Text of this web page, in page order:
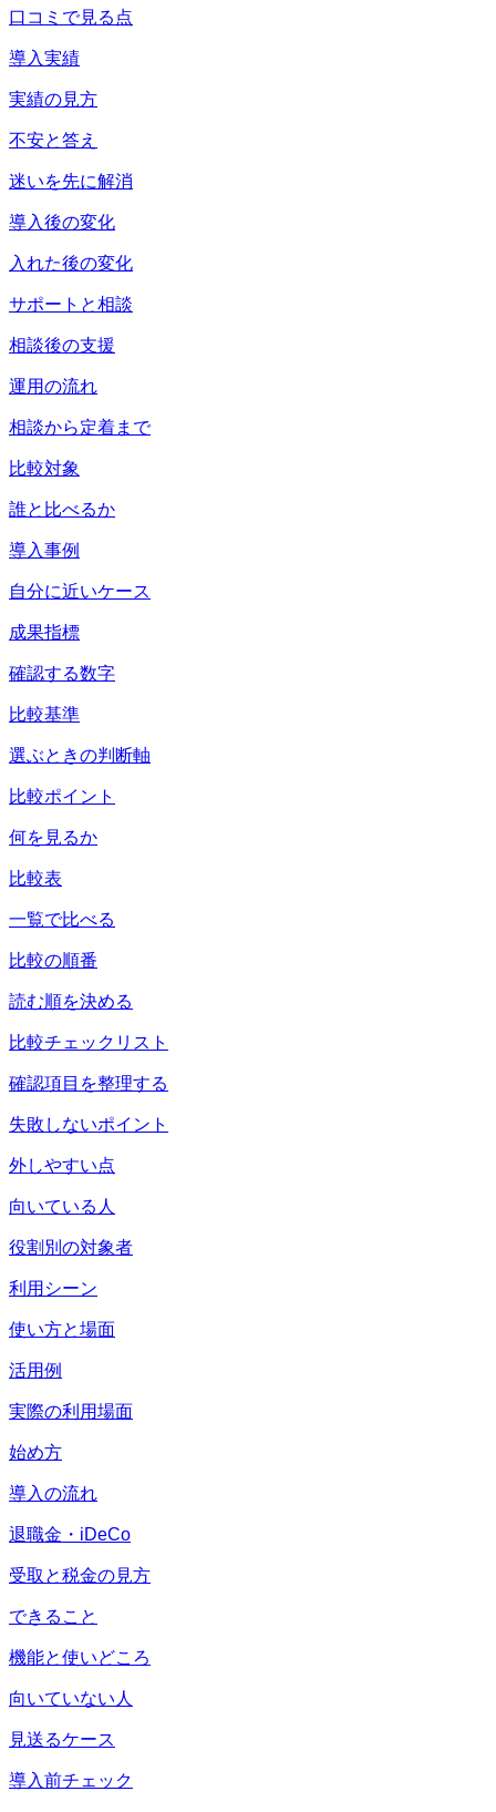
口コミで見る点
導入実績
実績の見方
不安と答え
迷いを先に解消
導入後の変化
入れた後の変化
サポートと相談
相談後の支援
運用の流れ
相談から定着まで
比較対象
誰と比べるか
導入事例
自分に近いケース
成果指標
確認する数字
比較基準
選ぶときの判断軸
比較ポイント
何を見るか
比較表
一覧で比べる
比較の順番
読む順を決める
比較チェックリスト
確認項目を整理する
失敗しないポイント
外しやすい点
向いている人
役割別の対象者
利用シーン
使い方と場面
活用例
実際の利用場面
始め方
導入の流れ
退職金・iDeCo
受取と税金の見方
できること
機能と使いどころ
向いていない人
見送るケース
導入前チェック